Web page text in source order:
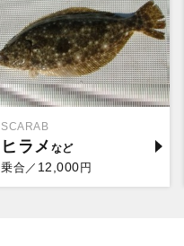
SCARAB
ヒラメ
乗合／ 12,000円